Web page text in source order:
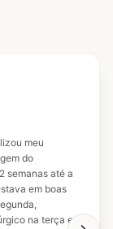
meu
do
semanas até a
em boas
na terça e